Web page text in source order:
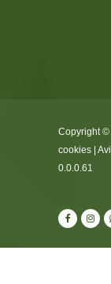
Copyright ©
cookies
0.0.0.61